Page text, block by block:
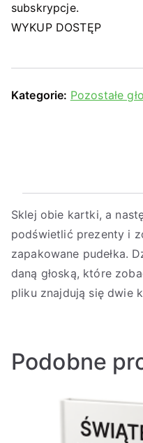
subskrypcje.
WYKUP DOSTĘP
Kategorie: Pozostałe
Sklej obie kartki, a
podświetlić prezenty i
zapakowane pudełka.
daną głoską, które
pliku znajdują się dwie
Podobne